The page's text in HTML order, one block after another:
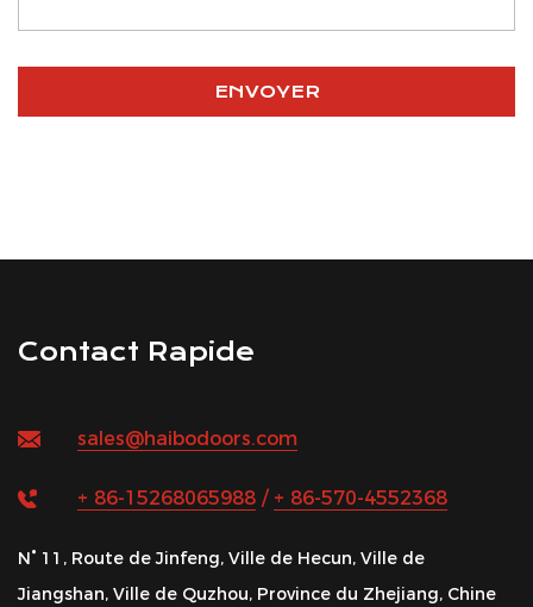
Contact Rapide
sales@haibodoors.com
+ 86-15268065988 / + 86-570-4552368
N° 11, Route de Jinfeng, Ville de Hecun, Ville de
Jiangshan, Ville de Quzhou, Province du Zhejiang, Chine